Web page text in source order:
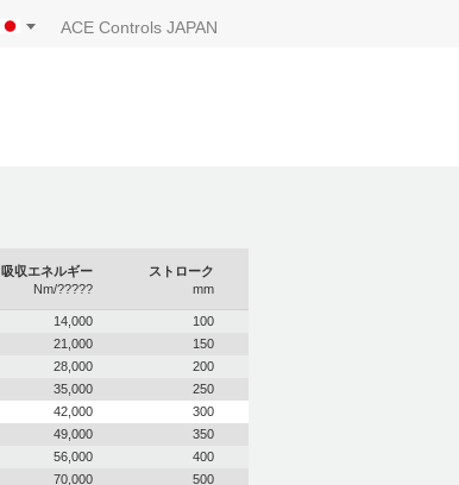
ACE Controls JAPAN
吸収エネルギー
Nm/?????
ストローク
mm
14,000
100
21,000
150
28,000
200
35,000
250
42,000
300
49,000
350
56,000
400
70,000
500